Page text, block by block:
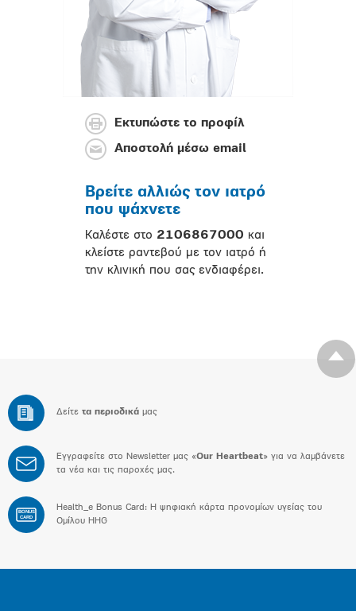
Εκτυπώστε το προφίλ
Αποστολή μέσω email
Βρείτε αλλιώς τον ιατρό
που ψάχνετε
Καλέστε στο 2106867000 και
κλείστε ραντεβού με τον ιατρό ή
την κλινική που σας ενδιαφέρει.
Δείτε τα περιοδικά μας
Εγγραφείτε στο Newsletter μας «Our Heartbeat» για να λαμβάνετε
τα νέα και τις παροχές μας.
BONUS
CARD
Health_e Bonus Card: H ψηφιακή κάρτα προνομίων υγείας του
Ομίλου HHG